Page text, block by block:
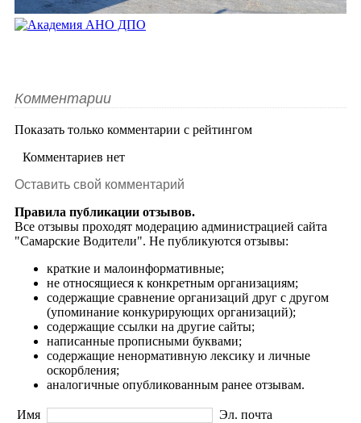
Комментарии
Показать только комментарии с рейтингом
Комментариев нет
Оставить свой комментарий
Правила публикации отзывов.
Все отзывы проходят модерацию администрацией сайта
"Самарские Водители". Не публикуются отзывы:
краткие и малоинформативные;
не относящиеся к конкретным организациям;
содержащие сравнение организаций друг с другом
(упоминание конкурирующих организаций);
содержащие ссылки на другие сайты;
написанные прописными буквами;
содержащие ненормативную лексику и личные
оскорбления;
аналогичные опубликованным ранее отзывам.
Имя Эл. почта